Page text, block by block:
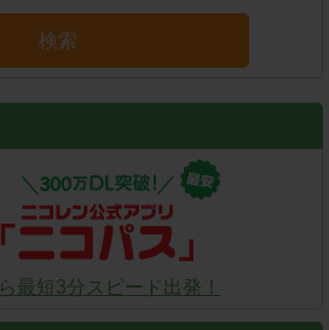
検索
最短3分スピード出発！